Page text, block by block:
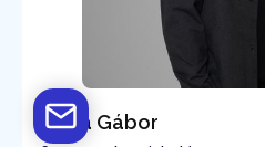
Barta Gábor